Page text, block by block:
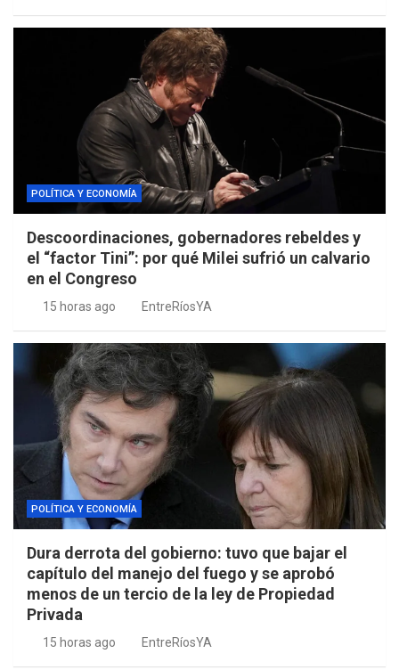
POLÍTICA Y ECONOMÍA
Descoordinaciones, gobernadores rebeldes y
el “factor Tini”: por qué Milei sufrió un calvario
en el Congreso
15 horas ago EntreRíosYA
POLÍTICA Y ECONOMÍA
Dura derrota del gobierno: tuvo que bajar el
capítulo del manejo del fuego y se aprobó
menos de un tercio de la ley de Propiedad
Privada
15 horas ago EntreRíosYA